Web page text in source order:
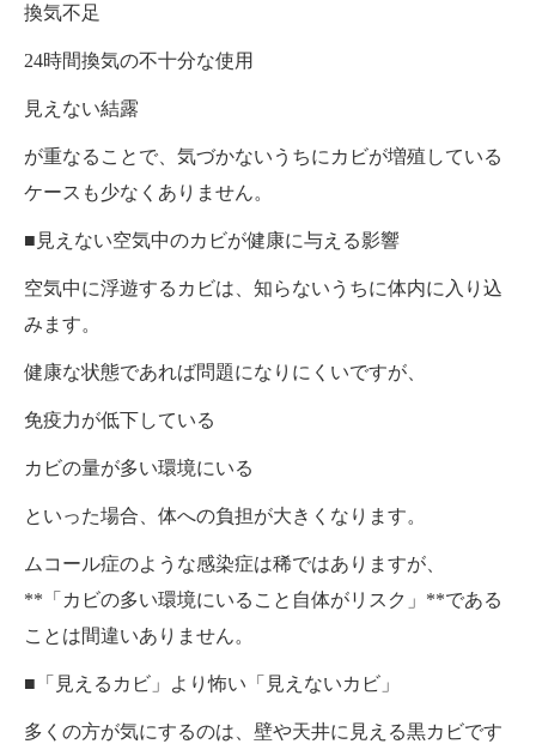
換気不足
24時間換気の不十分な使用
見えない結露
が重なることで、気づかないうちにカビが増殖している
ケースも少なくありません。
■見えない空気中のカビが健康に与える影響
空気中に浮遊するカビは、知らないうちに体内に入り込
みます。
健康な状態であれば問題になりにくいですが、
免疫力が低下している
カビの量が多い環境にいる
といった場合、体への負担が大きくなります。
ムコール症のような感染症は稀ではありますが、
**「カビの多い環境にいること自体がリスク」**である
ことは間違いありません。
■「見えるカビ」より怖い「見えないカビ」
多くの方が気にするのは、壁や天井に見える黒カビです